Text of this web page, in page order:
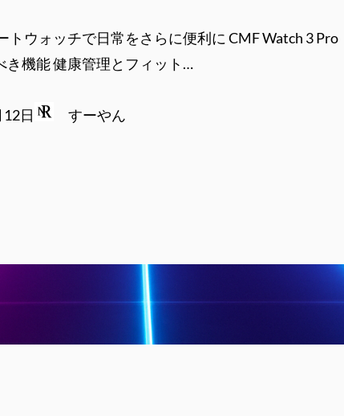
トウォッチで日常をさらに便利に CMF Watch 3 Pro
き機能 健康管理とフィット…
日 すーやん